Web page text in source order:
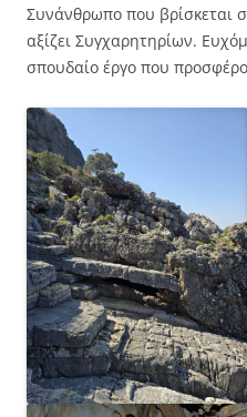
Συνάνθρωπο που βρίσκεται
αξίζει Συγχαρητηρίων.
σπουδαίο έργο που